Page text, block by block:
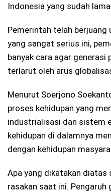
Indonesia yang sudah
Pemerintah telah
yang sangat serius ini,
banyak cara agar generasi
terlarut oleh arus
Menurut Soerjono
proses kehidupan yang
industrialisasi dan sistem
kehidupan di dalamnya
dengan kehidupan
Apa yang dikatakan
rasakan saat ini.